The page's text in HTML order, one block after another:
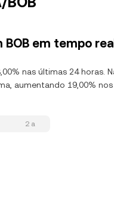
em tempo
nas últimas 24 horas.
aumentando 19,00%
2 a